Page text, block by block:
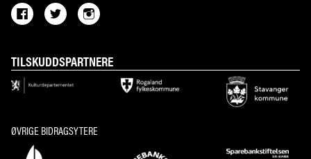
TILSKUDDSPARTNERE
ØVRIGE BIDRAGSYTERE